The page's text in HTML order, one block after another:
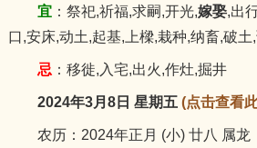
宜：祭祀,祈福,求嗣,开光,嫁娶,出
口,安床,动土,起基,上樑,栽种,纳畜,破
忌 ：移徙,入宅,出火,作灶,掘井
2024年3月8日 星期五 (点击查看
农历：2024年正月 (小) 廿八 属龙